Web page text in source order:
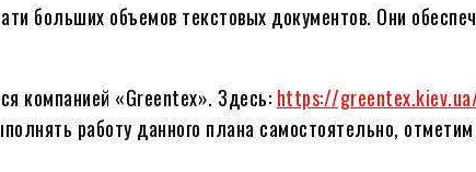
больших объемов текстовых документов. Они
компанией «Greentex». Здесь: https://
работу данного плана самостоятельно,